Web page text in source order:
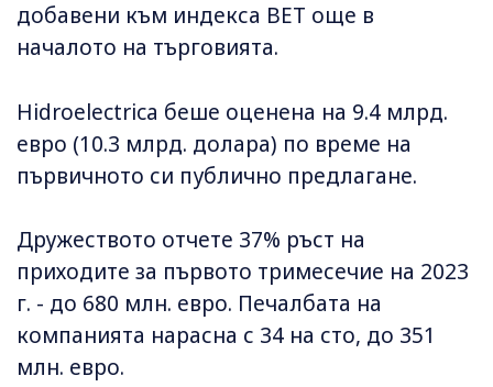
добавени към индекса BET още в
началото на търговията.
Hidroelectrica беше оценена на 9.4 млрд.
евро (10.3 млрд. долара) по време на
първичното си публично предлагане.
Дружеството отчете 37% ръст на
приходите за първото тримесечие на 2023
г. - до 680 млн. евро. Печалбата на
компанията нарасна с 34 на сто, до 351
млн. евро.